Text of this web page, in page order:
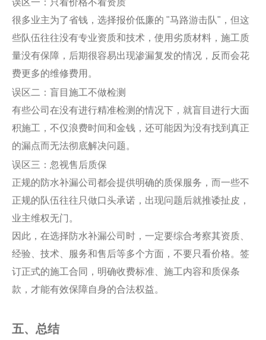
很多业主为了省钱，选择报价低廉的 "马路游击队"，但这
些队伍往往没有专业资质和技术，使用劣质材料，施工质
量没有保障，后期很容易出现渗漏复发的情况，反而会花
费更多的维修费用。
误区二：盲目施工不做检测
有些公司在没有进行精准检测的情况下，就盲目进行大面
积施工，不仅浪费时间和金钱，还可能因为没有找到真正
的漏点而无法彻底解决问题。
误区三：忽视售后质保
正规的防水补漏公司都会提供明确的质保服务，而一些不
正规的队伍往往只做口头承诺，出现问题后就推诿扯皮，
业主维权无门。
因此，在选择防水补漏公司时，一定要综合考察其资质、
经验、技术、服务和售后等多个方面，不要只看价格。签
订正式的施工合同，明确收费标准、施工内容和质保条
款，才能有效保障自身的合法权益。
五、总结